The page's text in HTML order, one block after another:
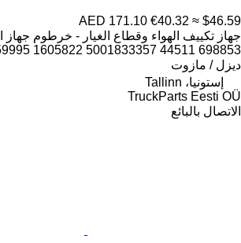
AED 171.10 €40.32 ≈ $46.59
جهاز تكييف الهواء وقطاع الغيار - خرطوم جهاز
698853 44511 5001833357 1605822 20559995
ديزل / مازوت
إستونيا، Tallinn
TruckParts Eesti OÜ
الاتصال بالبائع